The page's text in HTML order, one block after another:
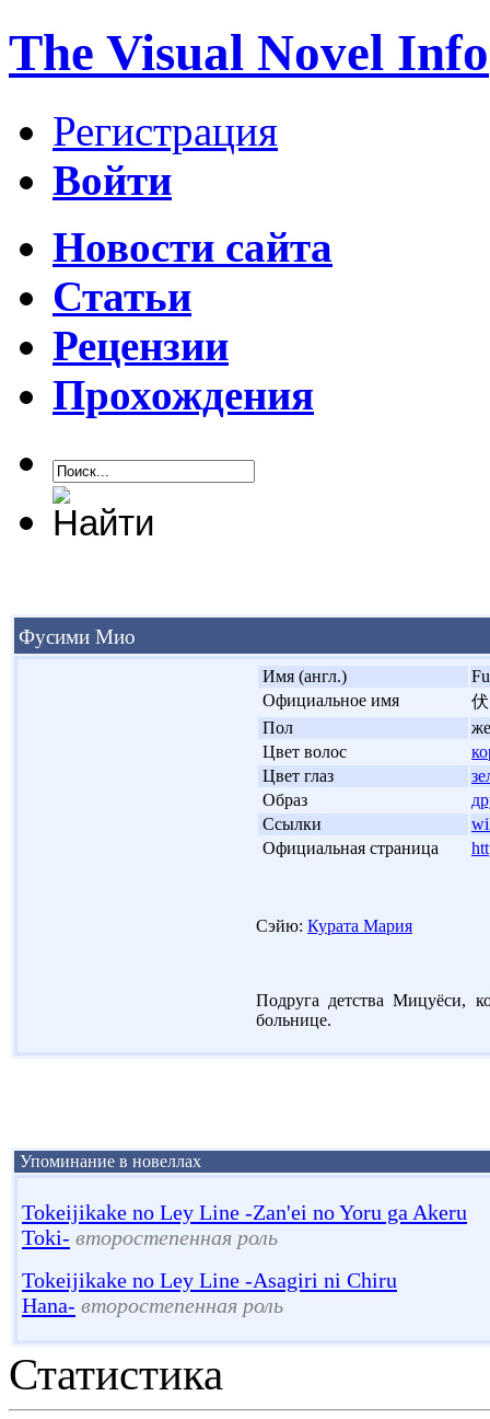
The Visual Novel Info
Регистрация
Войти
Новости сайта
Статьи
Рецензии
Прохождения
Фусими Мио
Имя (англ.)
Официальное имя
Пол
Цвет волос
Цвет глаз
Образ
Ссылки
Официальная страница
Сэйю: Курата Мария
Подруга детства Мицуёси,
больнице.
Упоминание в новеллах
Tokeijikake no Ley Line -Zan'ei no Yoru ga Akeru
Toki- второстепенная роль
Tokeijikake no Ley Line -Asagiri ni Chiru
Hana- второстепенная роль
Статистика